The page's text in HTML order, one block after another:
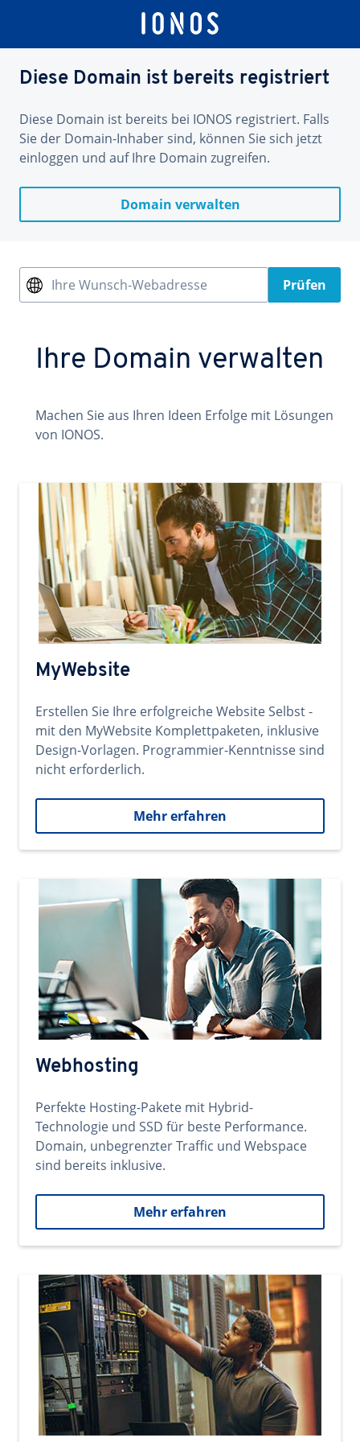
Diese Domain ist bereits registriert
Diese Domain ist bereits bei IONOS registriert. Falls
Sie der Domain-Inhaber sind, können Sie sich jetzt
einloggen und auf Ihre Domain zugreifen.
Domain verwalten
Ihre Wunsch-Webadresse Prüfen
Ihre Domain verwalten
Machen Sie aus Ihren Ideen Erfolge mit Lösungen
von IONOS.
MyWebsite
Erstellen Sie Ihre erfolgreiche Website Selbst -
mit den MyWebsite Komplettpaketen, inklusive
Design-Vorlagen. Programmier-Kenntnisse sind
nicht erforderlich.
Mehr erfahren
Webhosting
Perfekte Hosting-Pakete mit Hybrid-
Technologie und SSD für beste Performance.
Domain, unbegrenzter Traffic und Webspace
sind bereits inklusive.
Mehr erfahren